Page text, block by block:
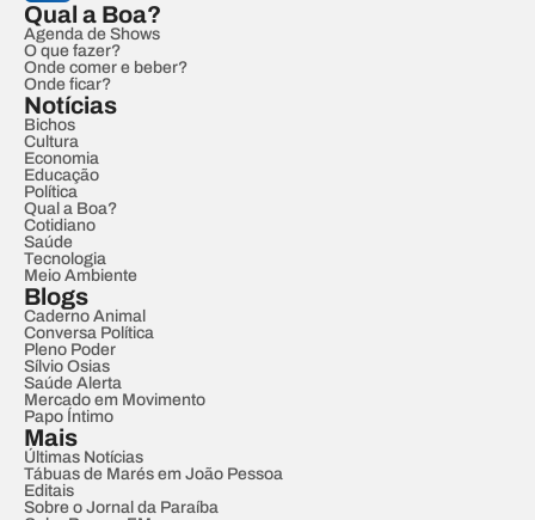
Qual a Boa?
Agenda de Shows
O que fazer?
Onde comer e beber?
Onde ficar?
Notícias
Bichos
Cultura
Economia
Educação
Política
Qual a Boa?
Cotidiano
Saúde
Tecnologia
Meio Ambiente
Blogs
Caderno Animal
Conversa Política
Pleno Poder
Sílvio Osias
Saúde Alerta
Mercado em Movimento
Papo Íntimo
Mais
Últimas Notícias
Tábuas de Marés em João Pessoa
Editais
Sobre o Jornal da Paraíba